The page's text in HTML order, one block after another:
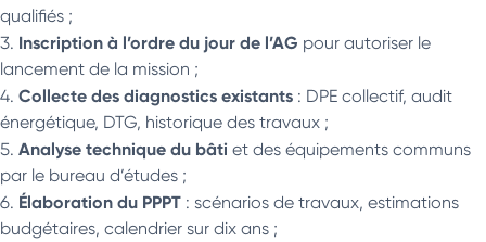
qualifiés ;
Inscription à l’ordre du jour de l’AG pour autoriser le
lancement de la mission ;
Collecte des diagnostics existants : DPE collectif, audit
énergétique, DTG, historique des travaux ;
Analyse technique du bâti et des équipements communs
par le bureau d’études ;
Élaboration du PPPT : scénarios de travaux, estimations
budgétaires, calendrier sur dix ans ;